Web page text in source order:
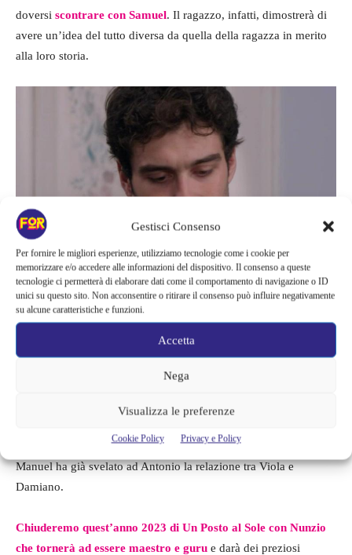
Gestisci Consenso
Per fornire le migliori esperienze, utilizziamo tecnologie come i cookie per
memorizzare e/o accedere alle informazioni del dispositivo. Il consenso a queste
tecnologie ci permetterà di elaborare dati come il comportamento di navigazione o ID
unici su questo sito. Non acconsentire o ritirare il consenso può influire negativamente
su alcune caratteristiche e funzioni.
Accetta
Nega
Visualizza le preferenze
Cookie Policy Privacy e Policy
doversi scontrare con Samuel. Il ragazzo, infatti, dimostrerà di
avere un’idea del tutto diversa da quella della ragazza in merito
alla loro storia.
Nunzio ritorna consigliere
La mossa di Nunzio
Damiano riuscire nell’intento di convincere Eduardo a
consegnarsi alla polizia
Eugenio
sarà travolto da moltissime
delle risposte. Ma l’uomo non è a conoscenza del fatto che
Manuel ha già svelato ad Antonio la relazione tra Viola e
Damiano.
Chiuderemo quest’anno 2023 di Un Posto al Sole con Nunzio
che tornerà ad essere maestro e guru e darà dei preziosi